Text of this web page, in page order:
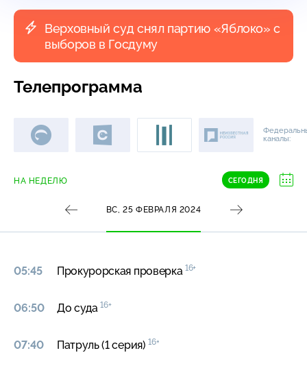
Верховный суд снял партию «Яблоко» с
выборов в Госдуму
Телепрограмма
каналы:
НА НЕДЕЛЮ
ВС, 25 ФЕВРАЛЯ 2024
СЕГОДНЯ
05:45 Прокурорская проверка 16+
06:50 До суда16+
07:40 Патруль (1 серия)16+